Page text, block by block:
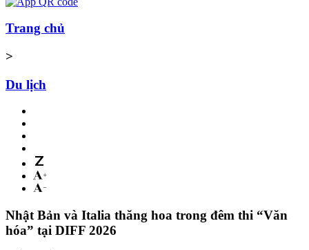
Trang chủ
>
Du lịch
Nhật Bản và Italia thăng hoa trong đêm thi “Văn
hóa” tại DIFF 2026